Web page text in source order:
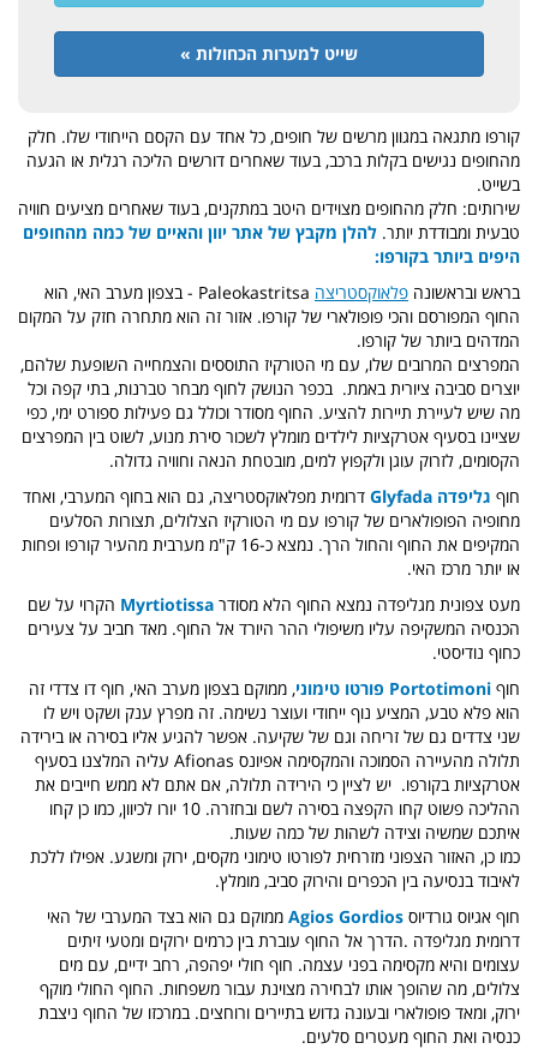
שייט למערות הכחולות »
קורפו מתגאה במגוון מרשים של חופים, כל אחד עם הקסם הייחודי שלו. חלק
מהחופים נגישים בקלות ברכב, בעוד שאחרים דורשים הליכה רגלית או הגעה
בשייט.
שירותים: חלק מהחופים מצוידים היטב במתקנים, בעוד שאחרים מציעים חוויה
טבעית ומבודדת יותר. להלן מקבץ של אתר יוון והאיים של כמה מהחופים
היפים ביותר בקורפו:
בראש ובראשונה פלאוקסטריצה Paleokastritsa - בצפון מערב האי, הוא
החוף המפורסם והכי פופולארי של קורפו. אזור זה הוא מתחרה חזק על המקום
המדהים ביותר של קורפו.
המפרצים המרובים שלו, עם מי הטורקיז התוססים והצמחייה השופעת שלהם,
יוצרים סביבה ציורית באמת. בכפר הנושק לחוף מבחר טברנות, בתי קפה וכל
מה שיש לעיירת תיירות להציע. החוף מסודר וכולל גם פעילות ספורט ימי, כפי
שציינו בסעיף אטרקציות לילדים מומלץ לשכור סירת מנוע, לשוט בין המפרצים
הקסומים, לזרוק עוגן ולקפוץ למים, מובטחת הנאה וחוויה גדולה.
חוף גליפדה Glyfada
דרומית מפלאוקסטריצה, גם הוא בחוף המערבי, ואחד
מחופיה הפופולארים של קורפו עם מי הטורקיז הצלולים, תצורות הסלעים
המקיפים את החוף והחול הרך. נמצא כ-16 ק"מ מערבית מהעיר קורפו ופחות
או יותר מרכז האי.
מעט צפונית מגליפדה נמצא החוף הלא מסודר Myrtiotissa הקרוי על שם
הכנסיה המשקיפה עליו משיפולי ההר היורד אל החוף. מאד חביב על צעירים
כחוף נודיסטי.
חוף Portotimoni פורטו טימוני
, ממוקם בצפון מערב האי, חוף דו צדדי זה
הוא פלא טבע, המציע נוף ייחודי ועוצר נשימה. זה מפרץ ענק ושקט ויש לו
שני צדדים גם של זריחה וגם של שקיעה. אפשר להגיע אליו בסירה או בירידה
תלולה מהעיירה הסמוכה והמקסימה אפיונס Afionas עליה המלצנו בסעיף
אטרקציות בקורפו. יש לציין כי הירידה תלולה, אם אתם לא ממש חייבים את
ההליכה פשוט קחו הקפצה בסירה לשם ובחזרה. 10 יורו לכיוון, כמו כן קחו
איתכם שמשיה וצידה לשהות של כמה שעות.
כמו כן, האזור הצפוני מזרחית לפורטו טימוני מקסים, ירוק ומשגע. אפילו ללכת
לאיבוד בנסיעה בין הכפרים והירוק סביב, מומלץ.
חוף אגיוס גורדיוס Agios Gordios ממוקם גם הוא בצד המערבי של האי
דרומית מגליפדה .הדרך אל החוף עוברת בין כרמים ירוקים ומטעי זיתים
עצומים והיא מקסימה בפני עצמה. חוף חולי יפהפה, רחב ידיים, עם מים
צלולים, מה שהופך אותו לבחירה מצוינת עבור משפחות. החוף החולי מוקף
ירוק, ומאד פופולארי ובעונה גדוש בתיירים ורוחצים. במרכזו של החוף ניצבת
כנסיה ואת החוף מעטרים סלעים.